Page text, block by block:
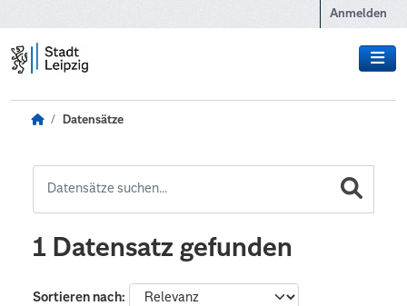
Anmelden
Datensätze
1 Datensatz gefunden
Sortieren nach